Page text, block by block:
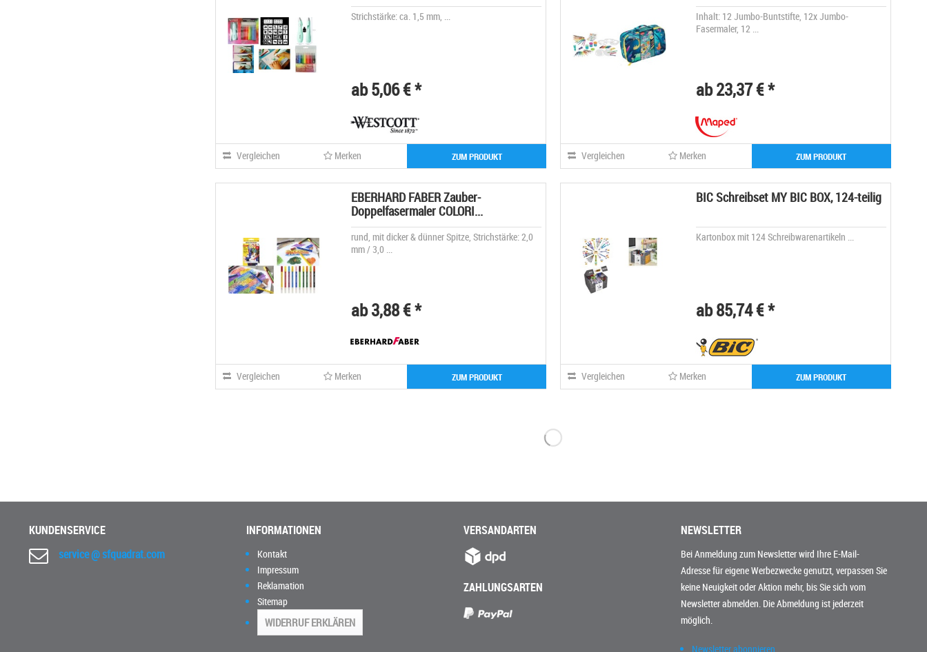
Strichstärke: ca. 1,5 mm, ...
ab 5,06 € *
ZUM PRODUKT
Vergleichen Merken
Inhalt: 12 Jumbo-Buntstifte, 12x Jumbo-
Fasermaler, 12 ...
ab 23,37 € *
ZUM PRODUKT
Vergleichen Merken
EBERHARD FABER Zauber-
Doppelfasermaler COLORI...
rund, mit dicker & dünner Spitze, Strichstärke: 2,0
mm / 3,0 ...
ab 3,88 € *
ZUM PRODUKT
Vergleichen Merken
BIC Schreibset MY BIC BOX, 124-teilig
Kartonbox mit 124 Schreibwarenartikeln ...
ab 85,74 € *
ZUM PRODUKT
Vergleichen Merken
KUNDENSERVICE
service @ sfquadrat.com
INFORMATIONEN
Kontakt
Impressum
Reklamation
Sitemap
WIDERRUF ERKLÄREN
VERSANDARTEN
ZAHLUNGSARTEN
NEWSLETTER
Bei Anmeldung zum Newsletter wird Ihre E-Mail-
Adresse für eigene Werbezwecke genutzt, verpassen Sie
keine Neuigkeit oder Aktion mehr, bis Sie sich vom
Newsletter abmelden. Die Abmeldung ist jederzeit
möglich.
Newsletter abonnieren